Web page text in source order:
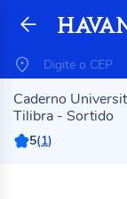
Caderno
Tilibra - Sortido
5(1)